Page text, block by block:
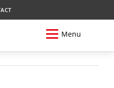
Menu